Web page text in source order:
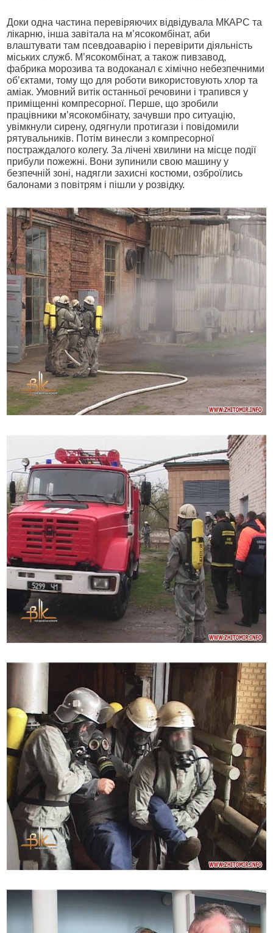
Доки одна частина перевіряючих відвідувала МКАРС та
лікарню, інша завітала на м’ясокомбінат, аби
влаштувати там псевдоаварію і перевірити діяльність
міських служб. М’ясокомбінат, а також пивзавод,
фабрика морозива та водоканал є хімічно небезпечними
об’єктами, тому що для роботи використовують хлор та
аміак. Умовний витік останньої речовини і трапився у
приміщенні компресорної. Перше, що зробили
працівники м’ясокомбінату, зачувши про ситуацію,
увімкнули сирену, одягнули протигази і повідомили
рятувальників. Потім винесли з компресорної
постраждалого колегу. За лічені хвилини на місце події
прибули пожежні. Вони зупинили свою машину у
безпечній зоні, надягли захисні костюми, озброїлись
балонами з повітрям і пішли у розвідку.